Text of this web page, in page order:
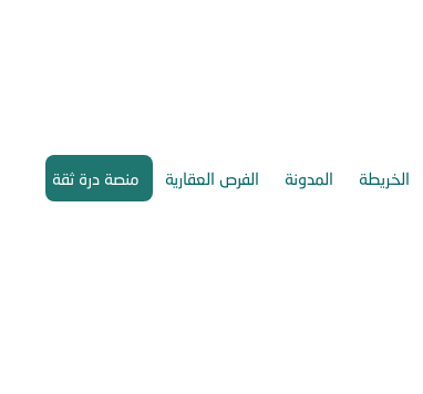
الخريطة المدونة الفرص العقارية منصة درة ثقة